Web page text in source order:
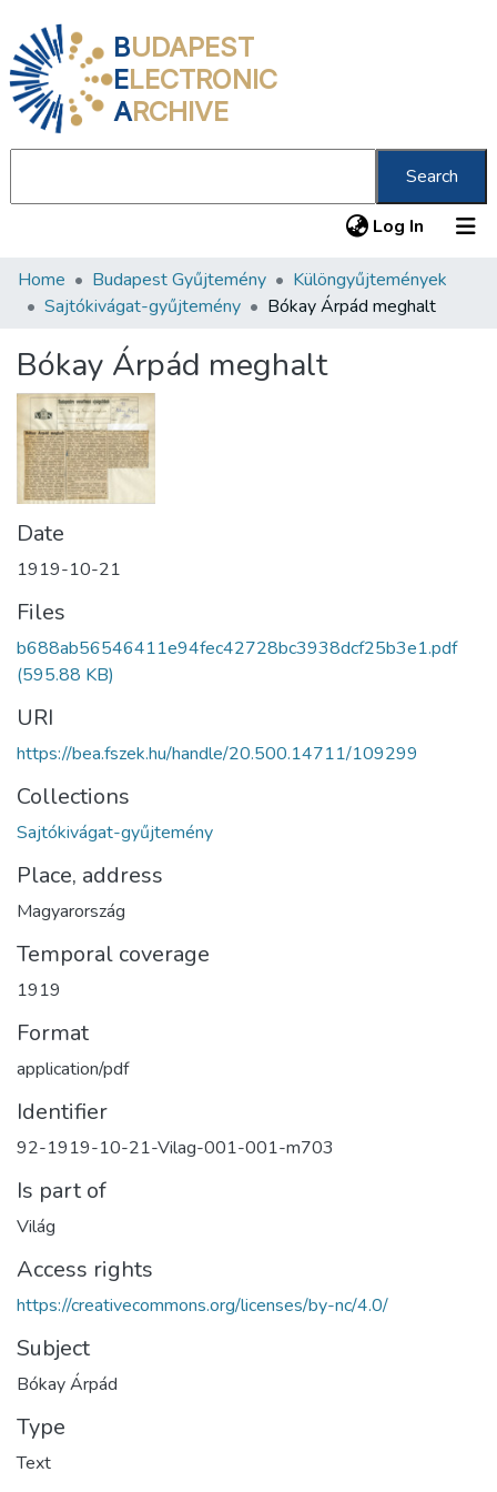
BUDAPEST
ELECTRONIC
ARCHIVE
Search
Log In (current)
Communities & Collections
Statistics
About us
Home Budapest Gyűjtemény
Különgyűjtemények
Sajtókivágat-gyűjtemény
Bókay Árpád meghalt
Bókay Árpád meghalt
Date
1919-10-21
Files
b688ab56546411e94fec42728bc3938dcf25b3e1.pdf
(595.88 KB)
URI
https://bea.fszek.hu/handle/20.500.14711/109299
Collections
Sajtókivágat-gyűjtemény
Place, address
Magyarország
Temporal coverage
1919
Format
application/pdf
Identifier
92-1919-10-21-Vilag-001-001-m703
Is part of
Világ
Access rights
https://creativecommons.org/licenses/by-nc/4.0/
Subject
Bókay Árpád
Type
Text